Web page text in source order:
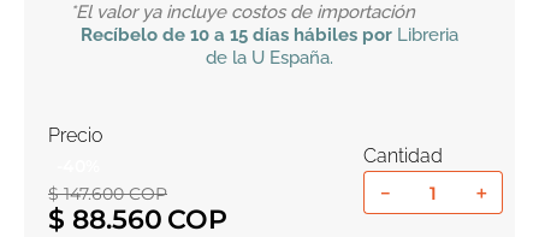
*El valor ya incluye costos de importación
Recíbelo de 10 a 15 días hábiles por Libreria
de la U España.
Precio
$ 147.600COP
$ 88.560
Cantidad
＋
－